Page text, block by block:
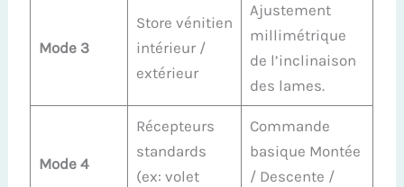
Mode 3
Store vénitien
intérieur /
extérieur
Ajustement
millimétrique
de l’inclinaison
des lames.
Mode 4
Récepteurs
standards
(ex: volet
Commande
basique Montée
/ Descente /